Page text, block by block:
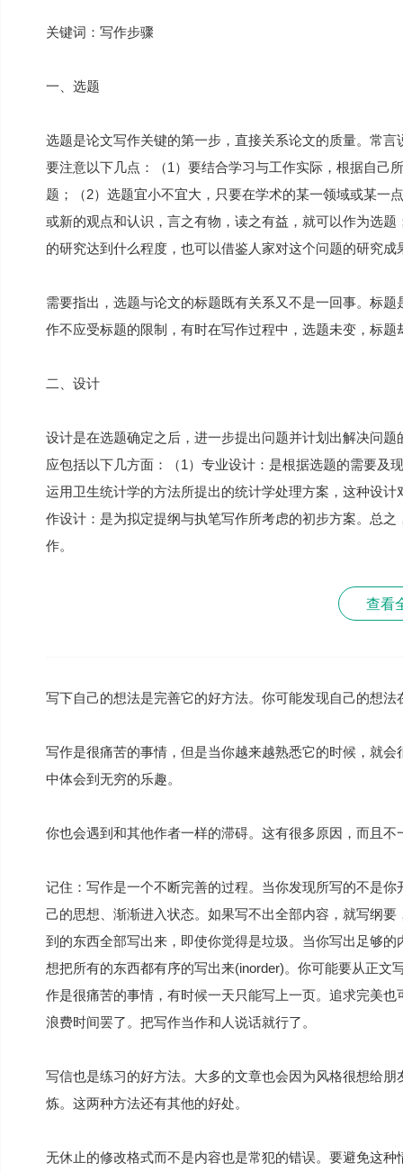
关键词：写作步骤
一、选题
选题是论文写作关键的第一步，直接关系论文的质量。常
要注意以下几点：（1）要结合学习与工作实际，根据自己
题；（2）选题宜小不宜大，只要在学术的某一领域或某一
或新的观点和认识，言之有物，读之有益，就可以作为选
的研究达到什么程度，也可以借鉴人家对这个问题的研究成
需要指出，选题与论文的标题既有关系又不是一回事。标
作不应受标题的限制，有时在写作过程中，选题未变，标题
二、设计
设计是在选题确定之后，进一步提出问题并计划出解决问
应包括以下几方面：（1）专业设计：是根据选题的需要及
运用卫生统计学的方法所提出的统计学处理方案，这种设
作设计：是为拟定提纲与执笔写作所考虑的初步方案。总
作。
查看
写下自己的想法是完善它的好方法。你可能发现自己的想法
写作是很痛苦的事情，但是当你越来越熟悉它的时候，就
中体会到无穷的乐趣。
你也会遇到和其他作者一样的滞碍。这有很多原因，而且
记住：写作是一个不断完善的过程。当你发现所写的不是
己的思想、渐渐进入状态。如果写不出全部内容，就写纲
到的东西全部写出来，即使你觉得是垃圾。当你写出足够
想把所有的东西都有序的写出来(inorder)。你可能要从正
作是很痛苦的事情，有时候一天只能写上一页。追求完美
浪费时间罢了。把写作当作和人说话就行了。
写信也是练习的好方法。大多的文章也会因为风格很想给
炼。这两种方法还有其他的好处。
无休止的修改格式而不是内容也是常犯的错误。要避免这种